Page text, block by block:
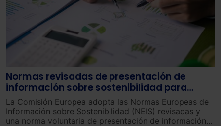
Normas revisadas de presentación de
información sobre sostenibilidad para
reducir la carga administrativa de las
empresas de la UE
La Comisión Europea adopta las Normas Europeas de
Información sobre Sostenibilidad (NEIS) revisadas y
una norma voluntaria de presentación de información